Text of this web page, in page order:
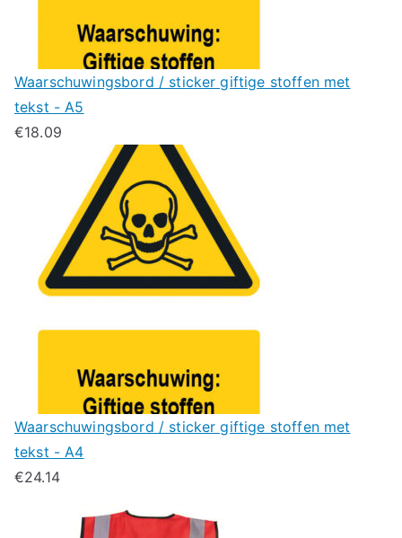
Waarschuwingsbord / sticker giftige stoffen met
tekst - A5
€18.09
Waarschuwingsbord / sticker giftige stoffen met
tekst - A4
€24.14